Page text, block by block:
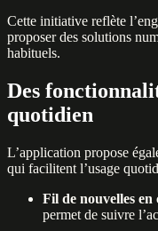
Cette initiative reflète
proposer des solutions
habituels.
Des
quotidien
L’application propose
qui facilitent l’usage
Fil de nouvelles en
permet de suivre